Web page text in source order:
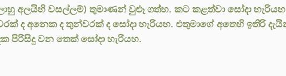
අලයිහි වසල්ලම්) තුමාණන් වුළූ ගත්හ. කට කළත්වා සෝදා
ද අනෙක ද තුන්වරක් ද සෝදා හැරියහ. එතුමාගේ අතෙහි ඉතිරි
පිරිසිදු වන තෙක් සෝදා හැරියහ.